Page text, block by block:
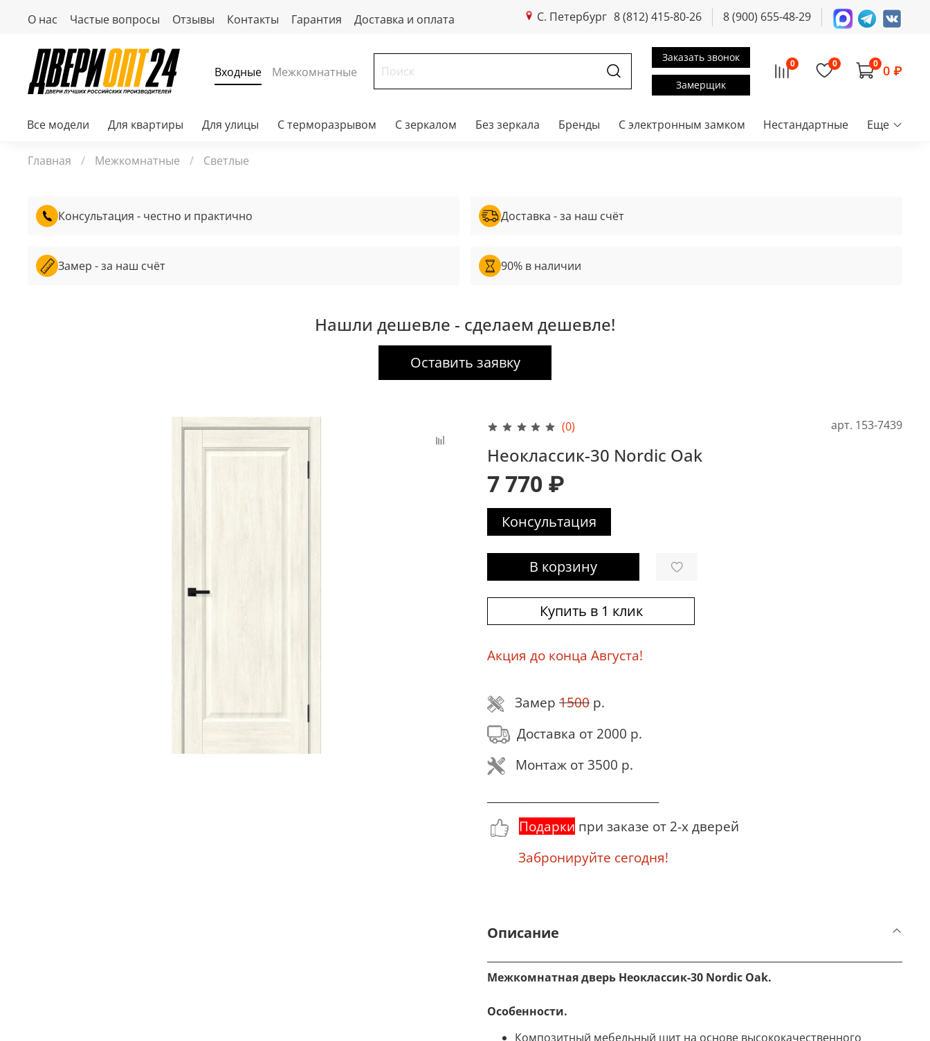
О нас Частые вопросы Отзывы Контакты Гарантия Доставка и оплата С. Петербург 8 (812) 415-80-26 8 (900) 655-48-29
Входные Межкомнатные
Заказать звонок
Замерщик
0 0 0 0 ₽
Все модели Для квартиры Для улицы С терморазрывом С зеркалом Без зеркала Бренды С электронным замком Нестандартные Еще
Главная Межкомнатные Светлые
Консультация - честно и практично
Замер - за наш счёт
Доставка - за наш счёт
90% в наличии
Нашли дешевле - сделаем дешевле!
Оставить заявку
(0) арт. 153-7439
Неоклассик-30 Nordic Oak
7 770 ₽
Консультация
В корзину
Купить в 1 клик
Акция до конца Августа!
Замер 1500 р.
Доставка от 2000 р.
Монтаж от 3500 р.
Подарки при заказе от 2-х дверей
Забронируйте сегодня!
Описание
Межкомнатная дверь Неоклассик-30 Nordic Oak.
Особенности.
Композитный мебельный щит на основе высококачественного